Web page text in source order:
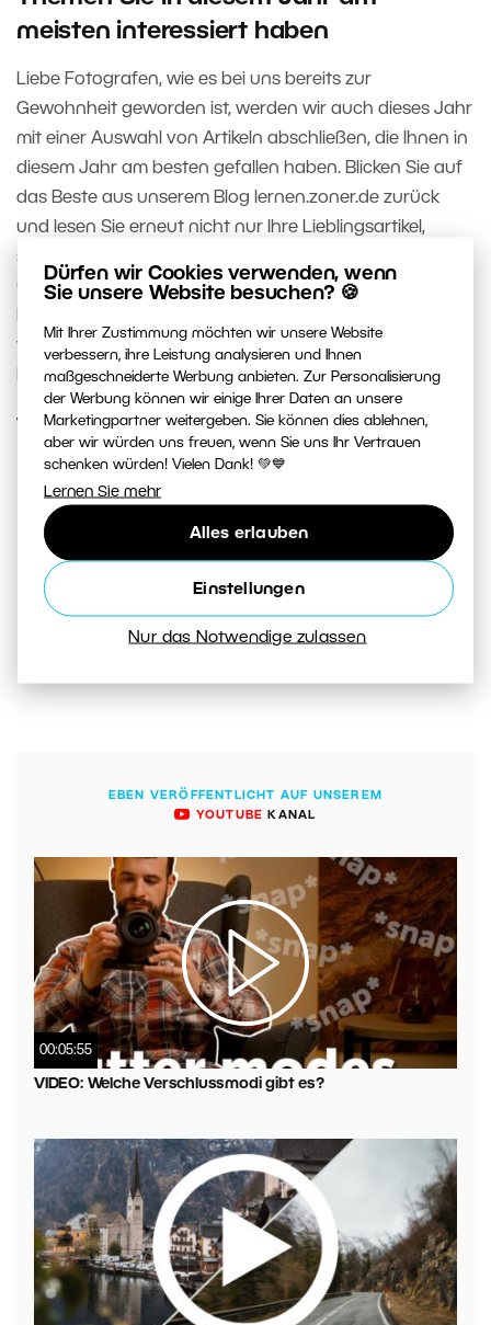
Dürfen wir Cookies verwenden, wenn
Sie unsere Website besuchen? 🍪
Mit Ihrer Zustimmung möchten wir unsere Website
verbessern, ihre Leistung analysieren und Ihnen
maßgeschneiderte Werbung anbieten. Zur Personalisierung
der Werbung können wir einige Ihrer Daten an unsere
Marketingpartner weitergeben. Sie können dies ablehnen,
aber wir würden uns freuen, wenn Sie uns Ihr Vertrauen
schenken würden! Vielen Dank! 💚💙
Lernen Sie mehr
Alles erlauben
Einstellungen
Nur das Notwendige zulassen
meisten interessiert haben
Liebe Fotografen, wie es bei uns bereits zur
Gewohnheit geworden ist, werden wir auch dieses Jahr
mit einer Auswahl von Artikeln abschließen, die Ihnen in
diesem Jahr am besten gefallen haben. Blicken Sie auf
das Beste aus unserem Blog lernen.zoner.de zurück
und lesen Sie erneut nicht nur Ihre Lieblingsartikel,
sondern auch die, für die im Laufe des Jahres keine Zeit
übrig blieb. Und schon bald können Sie sich auf viele
vorbereiten werden. Wir werden auf keinen Fall untätig
bleiben!
WEITERLESEN
MEHR ANZEIGEN
EBEN VERÖFFENTLICHT AUF UNSEREM
YOUTUBE
KANAL
00:05:55
VIDEO: Welche Verschlussmodi gibt es?